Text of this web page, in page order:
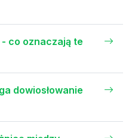
- co oznaczają te
dowiosłowanie